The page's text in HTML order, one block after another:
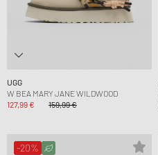
UGG
W BEA MARY JANE WILDWOOD
127,99 €
159,99 €
-20%